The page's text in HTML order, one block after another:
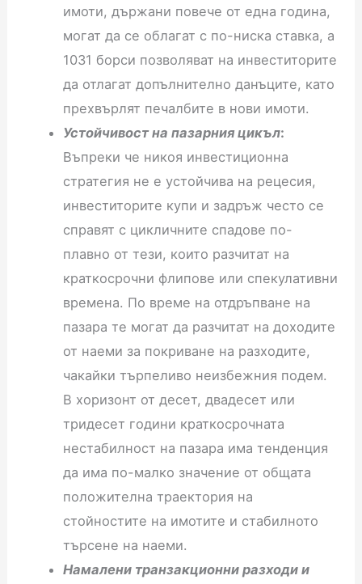
имоти, държани повече от една година,
могат да се облагат с по-ниска ставка, а
1031 борси позволяват на инвеститорите
да отлагат допълнително данъците, като
прехвърлят печалбите в нови имоти.
Устойчивост на пазарния цикъл:
Въпреки че никоя инвестиционна
стратегия не е устойчива на рецесия,
инвеститорите купи и задръж често се
справят с цикличните спадове по-
плавно от тези, които разчитат на
краткосрочни флипове или спекулативни
времена. По време на отдръпване на
пазара те могат да разчитат на доходите
от наеми за покриване на разходите,
чакайки търпеливо неизбежния подем.
В хоризонт от десет, двадесет или
тридесет години краткосрочната
нестабилност на пазара има тенденция
да има по-малко значение от общата
положителна траектория на
стойностите на имотите и стабилното
търсене на наеми.
Намалени транзакционни разходи и